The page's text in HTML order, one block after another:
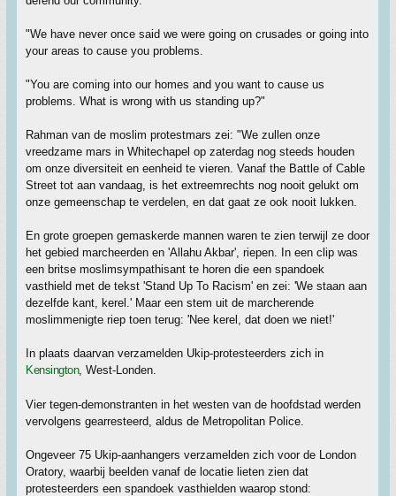
"We have never once said we were going on crusades or going into
your areas to cause you problems.
"You are coming into our homes and you want to cause us
problems. What is wrong with us standing up?"
Rahman van de moslim protestmars zei: "We zullen onze
vreedzame mars in Whitechapel op zaterdag nog steeds houden
om onze diversiteit en eenheid te vieren. Vanaf the Battle of Cable
Street tot aan vandaag, is het extreemrechts nog nooit gelukt om
onze gemeenschap te verdelen, en dat gaat ze ook nooit lukken.
En grote groepen gemaskerde mannen waren te zien terwijl ze door
het gebied marcheerden en 'Allahu Akbar', riepen. In een clip was
een britse moslimsympathisant te horen die een spandoek
vasthield met de tekst 'Stand Up To Racism' en zei: 'We staan aan
dezelfde kant, kerel.' Maar een stem uit de marcherende
moslimmenigte riep toen terug: 'Nee kerel, dat doen we niet!'
In plaats daarvan verzamelden Ukip-protesteerders zich in
Kensington, West-Londen.
Vier tegen-demonstranten in het westen van de hoofdstad werden
vervolgens gearresteerd, aldus de Metropolitan Police.
Ongeveer 75 Ukip-aanhangers verzamelden zich voor de London
Oratory, waarbij beelden vanaf de locatie lieten zien dat
protesteerders een spandoek vasthielden waarop stond: